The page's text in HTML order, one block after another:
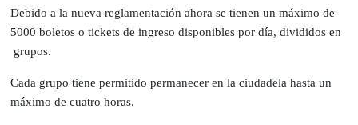
Debido a la nueva reglamentación ahora se tienen un máximo de
5000 boletos o tickets de ingreso disponibles por día, divididos en
grupos.
Cada grupo tiene permitido permanecer en la ciudadela hasta un
máximo de cuatro horas.